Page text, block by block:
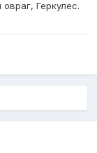
Геркулес.